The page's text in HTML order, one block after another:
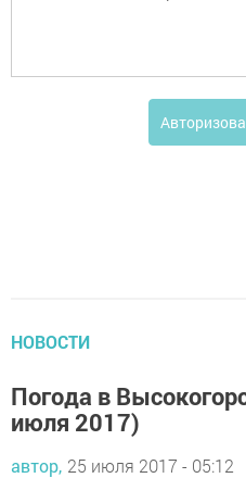
НОВОСТИ
Погода в
июля 2017)
автор, 25 июля 2017 - 05:12